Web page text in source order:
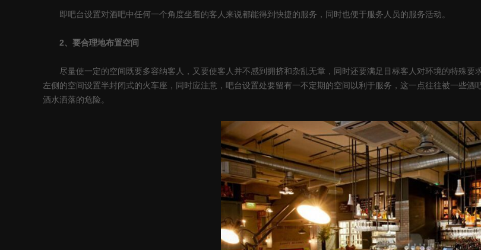
即吧台设置对酒吧中任何一个角度坐着的客人来说都能得到快捷的服务，同时也便于服务人员的服务活动。
2、要合理地布置空间
尽量使一定的空间既要多容纳客人，又要使客人并不感到拥挤和杂乱无章，同时还要满足目标客人对环境的特殊要
左侧的空间设置半封闭式的火车座，同时应注意，吧台设置处要留有一不定期的空间以利于服务，这一点往往被一些
酒水洒落的危险。